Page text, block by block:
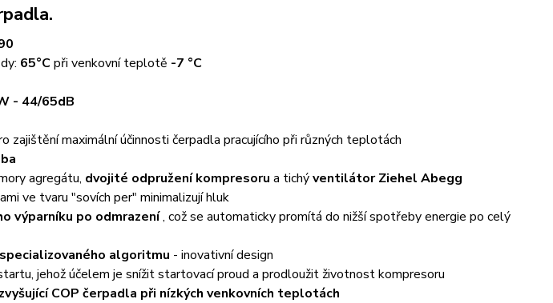
65°Cpři venkovní teplotě -7 °C
- 44/65dB
zajištění maximální účinnosti čerpadla pracujícího při různých teplotách
agregátu, dvojité odpružení kompresoru a tichýventilátor Ziehel Abegg
ve tvaru "sovích per" minimalizují hluk
výparníku po odmrazení, což se automaticky promítá do nižší spotřeby energie po celý
algoritmu - inovativní design
jehož účelem je snížit startovací proud a prodloužit životnost kompresoru
COP čerpadla při nízkých venkovních teplotách